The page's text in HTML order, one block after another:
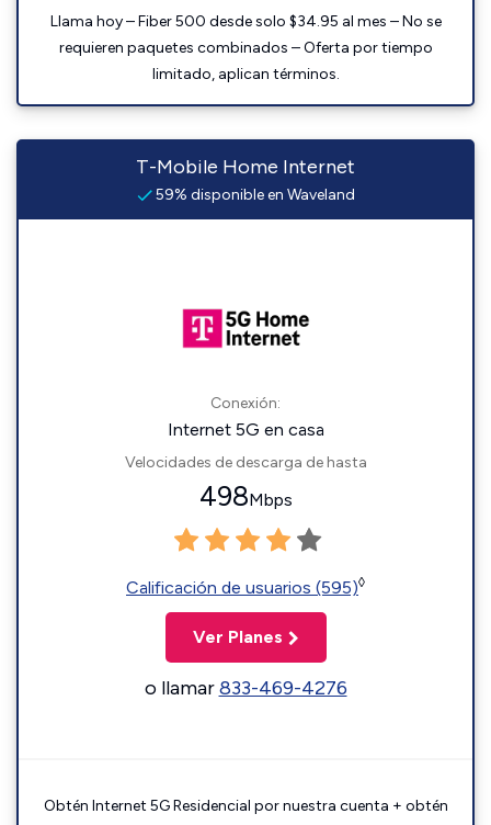
Llama hoy – Fiber 500 desde solo $34.95 al mes – No se
requieren paquetes combinados – Oferta por tiempo
limitado, aplican términos.
T-Mobile Home Internet
59% disponible en Waveland
Conexión:
Internet 5G en casa
Velocidades de descarga de hasta
498Mbps
Calificación de usuarios (595)◊
Ver Planes
o llamar833-469-4276
Obtén Internet 5G Residencial por nuestra cuenta + obtén